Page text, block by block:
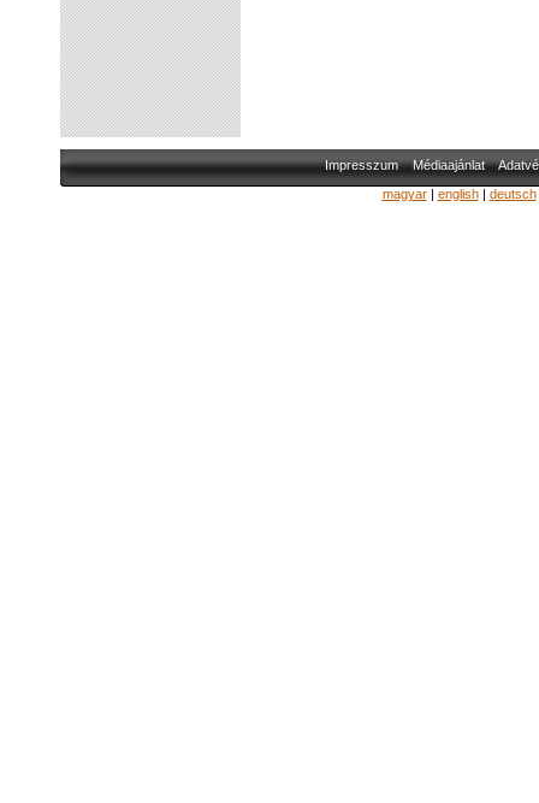
Impresszum Médiaajánlat
magyar| english| deutsch